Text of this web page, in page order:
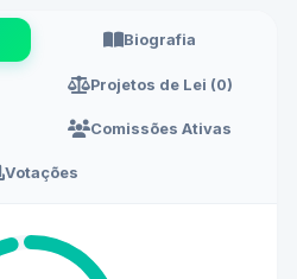
Biografia
Projetos de Lei (0)
Comissões Ativas
Votações